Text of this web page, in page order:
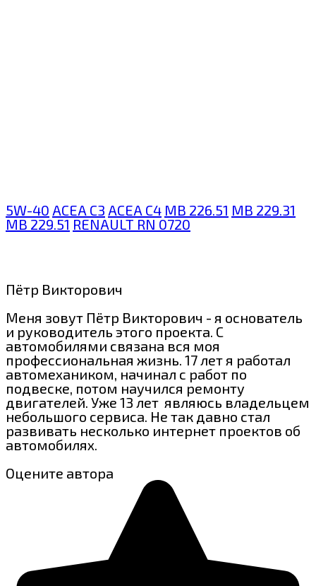
5W-40 ACEA C3 ACEA C4 MB 226.51 MB 229.31
MB 229.51 RENAULT RN 0720
Пётр Викторович
Меня зовут Пётр Викторович - я основатель
и руководитель этого проекта. С
автомобилями связана вся моя
профессиональная жизнь. 17 лет я работал
автомехаником, начинал с работ по
подвеске, потом научился ремонту
двигателей. Уже 13 лет являюсь владельцем
небольшого сервиса. Не так давно стал
развивать несколько интернет проектов об
автомобилях.
Оцените автора